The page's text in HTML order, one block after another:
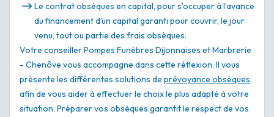
Le contrat obsèques en capital, pour s’occuper à l’avance
du financement d’un capital garanti pour couvrir, le jour
venu, tout ou partie des frais obsèques.
Votre conseiller Pompes Funèbres Dijonnaises et Marbrerie
- Chenôve vous accompagne dans cette réflexion. Il vous
présente les différentes solutions de prévoyance obsèques
afin de vous aider à effectuer le choix le plus adapté à votre
situation. Préparer vos obsèques garantit le respect de vos